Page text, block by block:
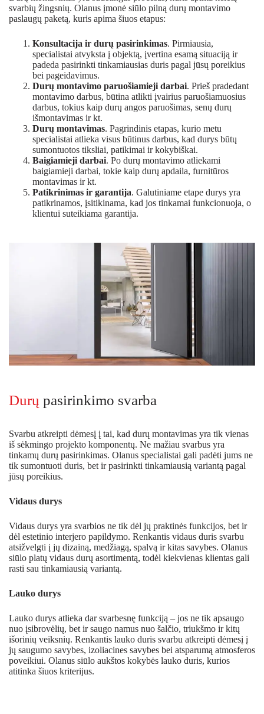
svarbių žingsnių. Olanus įmonė siūlo pilną durų montavimo
paslaugų paketą, kuris apima šiuos etapus:
Konsultacija ir durų pasirinkimas. Pirmiausia,
specialistai atvyksta į objektą, įvertina esamą situaciją ir
padeda pasirinkti tinkamiausias duris pagal jūsų poreikius
bei pageidavimus.
Durų montavimo paruošiamieji darbai. Prieš pradedant
montavimo darbus, būtina atlikti įvairius paruošiamuosius
darbus, tokius kaip durų angos paruošimas, senų durų
išmontavimas ir kt.
Durų montavimas. Pagrindinis etapas, kurio metu
specialistai atlieka visus būtinus darbus, kad durys būtų
sumontuotos tiksliai, patikimai ir kokybiškai.
Baigiamieji darbai. Po durų montavimo atliekami
baigiamieji darbai, tokie kaip durų apdaila, furnitūros
montavimas ir kt.
Patikrinimas ir garantija. Galutiniame etape durys yra
patikrinamos, įsitikinama, kad jos tinkamai funkcionuoja, o
klientui suteikiama garantija.
Durų pasirinkimo svarba
Svarbu atkreipti dėmesį į tai, kad durų montavimas yra tik vienas
iš sėkmingo projekto komponentų. Ne mažiau svarbus yra
tinkamų durų pasirinkimas. Olanus specialistai gali padėti jums ne
tik sumontuoti duris, bet ir pasirinkti tinkamiausią variantą pagal
jūsų poreikius.
Vidaus durys
Vidaus durys yra svarbios ne tik dėl jų praktinės funkcijos, bet ir
dėl estetinio interjero papildymo. Renkantis vidaus duris svarbu
atsižvelgti į jų dizainą, medžiagą, spalvą ir kitas savybes. Olanus
siūlo platų vidaus durų asortimentą, todėl kiekvienas klientas gali
rasti sau tinkamiausią variantą.
Lauko durys
Lauko durys atlieka dar svarbesnę funkciją – jos ne tik apsaugo
nuo įsibrovėlių, bet ir saugo namus nuo šalčio, triukšmo ir kitų
išorinių veiksnių. Renkantis lauko duris svarbu atkreipti dėmesį į
jų saugumo savybes, izoliacines savybes bei atsparumą atmosferos
poveikiui. Olanus siūlo aukštos kokybės lauko duris, kurios
atitinka šiuos kriterijus.